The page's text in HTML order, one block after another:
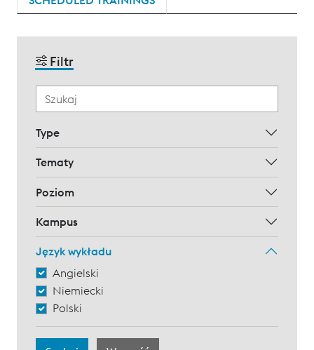
Filtr
Type
Tematy
Poziom
Kampus
Język wykładu
Angielski
Niemiecki
Polski